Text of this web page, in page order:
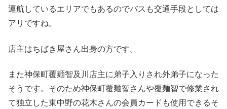
運航しているエリアでもあるのでバスも交通手段としては
アリですね。
店主はちばき屋さん出身の方です。
また神保町覆麺智及川店主に弟子入りされ外弟子になった
そうです。そのため神保町覆麺智さんや覆麺智で修業され
て独立した東中野の花木さんの会員カードも使用できるそ